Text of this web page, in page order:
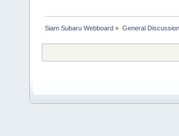
Siam Subaru Webboard » General Discussion